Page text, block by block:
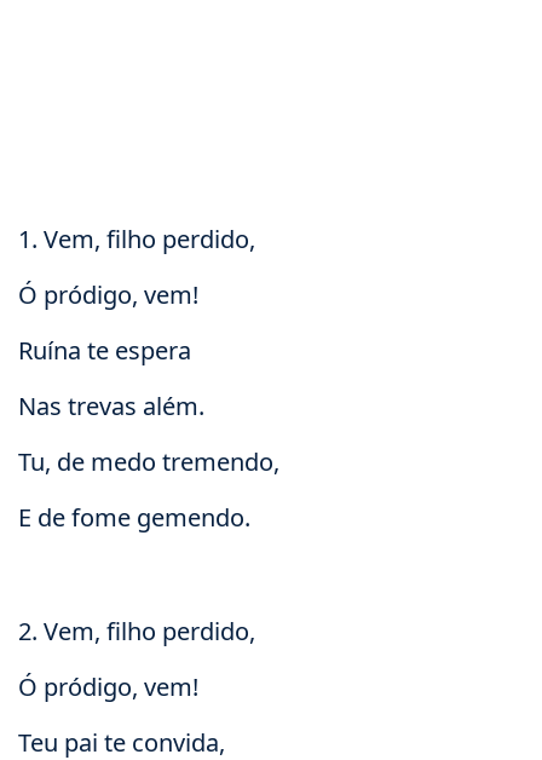
1. Vem, filho perdido,
Ó pródigo, vem!
Ruína te espera
Nas trevas além.
Tu, de medo tremendo,
E de fome gemendo.
2. Vem, filho perdido,
Ó pródigo, vem!
Teu pai te convida,